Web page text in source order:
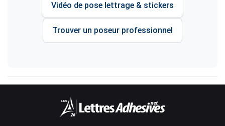
Vidéo de pose lettrage & stickers
Trouver un poseur professionnel